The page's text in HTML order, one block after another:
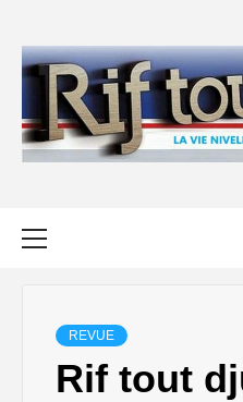
content
REVUE
Rif tout